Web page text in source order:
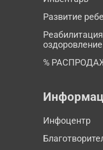
Развитие
оздоровление
%
Инфоцентр